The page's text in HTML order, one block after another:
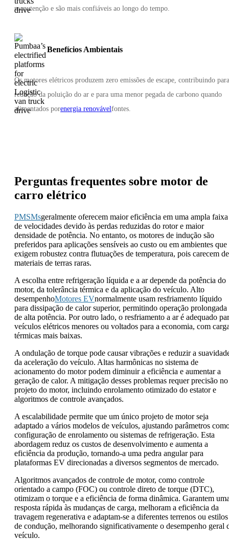
manutenção e são mais confiáveis ​​ao longo do tempo.
Benefícios Ambientais
Os motores elétricos produzem zero emissões de escape, contribuindo
redução da poluição do ar e para uma menor pegada de carbono quando
alimentados porenergia renovávelfontes.
Perguntas frequentes sobre motor de
carro elétrico
PMSMsgeralmente oferecem maior eficiência em uma ampla faixa
de velocidades devido às perdas reduzidas do rotor e maior
densidade de potência. No entanto, os motores de indução são
preferidos para aplicações sensíveis ao custo ou em ambientes que
exigem robustez contra flutuações de temperatura, pois carecem de
materiais de terras raras.
A escolha entre refrigeração líquida e a ar depende da potência do
motor, da tolerância térmica e da aplicação do veículo. Alto
desempenhoMotores EVnormalmente usam resfriamento líquido
para dissipação de calor superior, permitindo operação prolongada
de alta potência. Por outro lado, o resfriamento a ar é adequado
veículos elétricos menores ou voltados para a economia, com
térmicas mais baixas.
A ondulação de torque pode causar vibrações e reduzir a
da aceleração do veículo. Altas harmônicas no sistema de
acionamento do motor podem diminuir a eficiência e aumentar a
geração de calor. A mitigação desses problemas requer precisão no
projeto do motor, incluindo enrolamento otimizado do estator e
algoritmos de controle avançados.
A escalabilidade permite que um único projeto de motor seja
adaptado a vários modelos de veículos, ajustando parâmetros
configuração de enrolamento ou sistemas de refrigeração. Esta
abordagem reduz os custos de desenvolvimento e aumenta a
eficiência da produção, tornando-a uma pedra angular para
plataformas EV direcionadas a diversos segmentos de mercado.
Algoritmos avançados de controle de motor, como controle
orientado a campo (FOC) ou controle direto de torque (DTC),
otimizam o torque e a eficiência de forma dinâmica. Garantem
resposta rápida às mudanças de carga, melhoram a eficiência da
travagem regenerativa e adaptam-se a diferentes terrenos ou estilos
de condução, melhorando significativamente o desempenho geral
veículo.